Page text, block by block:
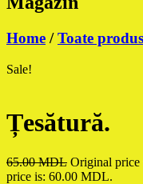
Home /Toate
Sale!
Țesătură.
65.00MDL Original
price is: 60.00 MDL.